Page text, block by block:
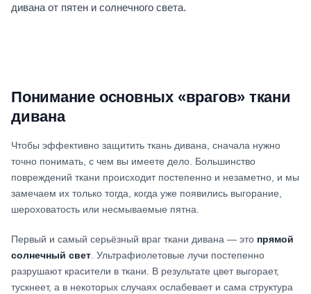
дивана от пятен и солнечного света.
Понимание основных «врагов» ткани
дивана
Чтобы эффективно защитить ткань дивана, сначала нужно
точно понимать, с чем вы имеете дело. Большинство
повреждений ткани происходит постепенно и незаметно, и мы
замечаем их только тогда, когда уже появились выгорание,
шероховатость или несмываемые пятна.
Первый и самый серьёзный враг ткани дивана — это прямой
солнечный свет . Ультрафиолетовые лучи постепенно
разрушают красители в ткани. В результате цвет выгорает,
тускнеет, а в некоторых случаях ослабевает и сама структура